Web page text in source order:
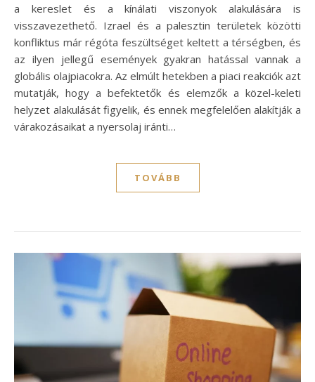
a kereslet és a kínálati viszonyok alakulására is
visszavezethető. Izrael és a palesztin területek közötti
konfliktus már régóta feszültséget keltett a térségben, és
az ilyen jellegű események gyakran hatással vannak a
globális olajpiacokra. Az elmúlt hetekben a piaci reakciók azt
mutatják, hogy a befektetők és elemzők a közel-keleti
helyzet alakulását figyelik, és ennek megfelelően alakítják a
várakozásaikat a nyersolaj iránti…
TOVÁBB